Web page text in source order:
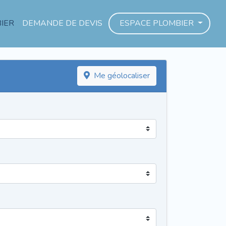
DEMANDE DE DEVIS ESPACE PLOMBIER
Me géolocaliser